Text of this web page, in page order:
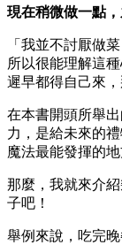
現在稍微做一點，
「我並不討厭做
所以很能理解這
遲早都得自己來
在本書開頭所舉
力，是給未來的
魔法最能發揮的地
那麼，我就來介
子吧！
舉例來說，吃完